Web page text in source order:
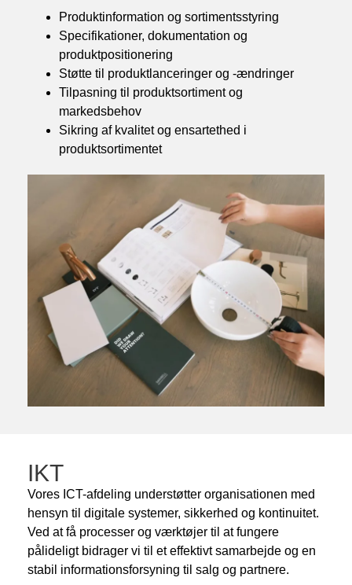
Produktinformation og sortimentsstyring
Specifikationer, dokumentation og
produktpositionering
Støtte til produktlanceringer og -ændringer
Tilpasning til produktsortiment og
markedsbehov
Sikring af kvalitet og ensartethed i
produktsortimentet
IKT
Vores ICT-afdeling understøtter organisationen med
hensyn til digitale systemer, sikkerhed og kontinuitet.
Ved at få processer og værktøjer til at fungere
pålideligt bidrager vi til et effektivt samarbejde og en
stabil informationsforsyning til salg og partnere.